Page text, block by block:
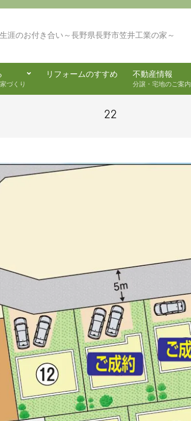
涯のお付き合い～長野県長野市笠井工業の家～
Secondary
Navigation
Menu
づくり
リフォームのすすめ 不動産情報
分譲・宅地のご案内
22